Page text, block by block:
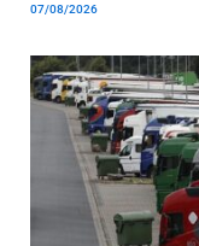
07/08/2026